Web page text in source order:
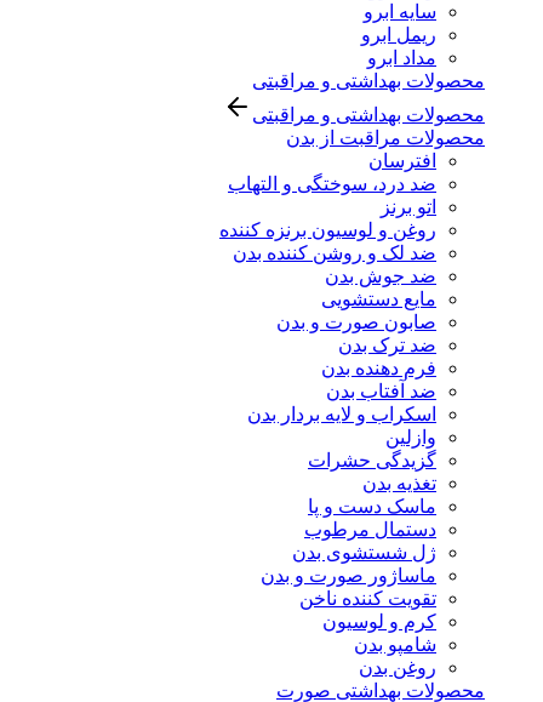
سایه ابرو
ریمل ابرو
مداد ابرو
محصولات بهداشتی و مراقبتی
محصولات بهداشتی و مراقبتی
محصولات مراقبت از بدن
افترسان
ضد درد، سوختگی و التهاب
اتو برنز
روغن و لوسیون برنزه کننده
ضد لک و روشن کننده بدن
ضد جوش بدن
مایع دستشویی
صابون صورت و بدن
ضد ترک بدن
فرم دهنده بدن
ضد آفتاب بدن
اسکراب و لایه بردار بدن
وازلین
گزیدگی حشرات
تغذیه بدن
ماسک دست و پا
دستمال مرطوب
ژل شستشوی بدن
ماساژور صورت و بدن
تقویت کننده ناخن
کرم و لوسیون
شامپو بدن
روغن بدن
محصولات بهداشتی صورت